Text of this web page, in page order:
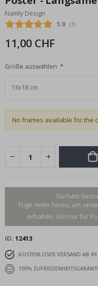
der
Bildgalerie
springen
Namly Design
5.0 (1 )
11,00 CHF
Größe auswählen
No frames available for the
Du hast
Füge mehr hinzu, um
erhalten. Gilt nur für
ID 12413
KOSTENLOSER VERSAND AB 49
100%